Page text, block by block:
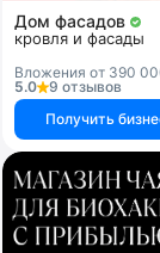
Дом фасадов
кровля и фасады
Вложения от 390
5.0
9 отзывов
Получить